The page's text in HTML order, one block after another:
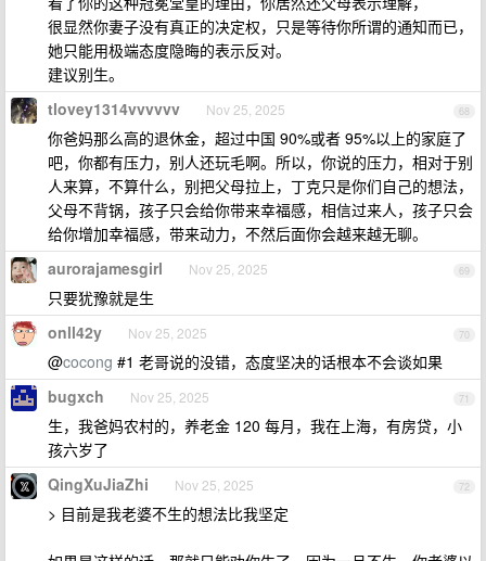
很显然你妻子没有真正的决定权，只是等待你所谓的通知而已，
她只能用极端态度隐晦的表示反对。
建议别生。
68
tlovey1314vvvvvv Nov 25, 2025
你爸妈那么高的退休金，超过中国 90%或者 95%以上的家庭了
吧，你都有压力，别人还玩毛啊。所以，你说的压力，相对于别
人来算，不算什么，别把父母拉上，丁克只是你们自己的想法，
父母不背锅，孩子只会给你带来幸福感，相信过来人，孩子只会
给你增加幸福感，带来动力，不然后面你会越来越无聊。
69
aurorajamesgirl Nov 25, 2025
只要犹豫就是生
70
onll42y Nov 25, 2025
@cocong #1 老哥说的没错，态度坚决的话根本不会谈如果
71
bugxch Nov 25, 2025
生，我爸妈农村的，养老金 120 每月，我在上海，有房贷，小
孩六岁了
72
QingXuJiaZhi Nov 25, 2025
> 目前是我老婆不生的想法比我坚定